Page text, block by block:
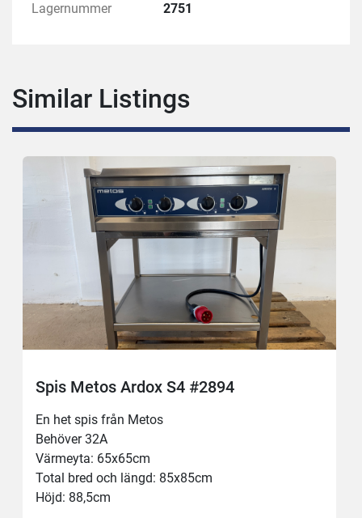
Lagernummer 2751
Similar Listings
Spis Metos Ardox S4 #2894
En het spis från Metos
Behöver 32A
Värmeyta: 65x65cm
Total bred och längd: 85x85cm
Höjd: 88,5cm